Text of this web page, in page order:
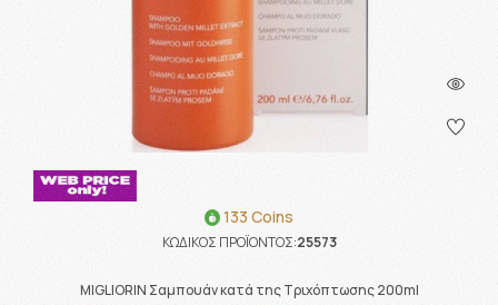
133 Coins
ΚΩΔΙΚΟΣ ΠΡΟΪΟΝΤΟΣ:25573
MIGLIORIN Σαμπουάν κατά της Τριχόπτωσης 200ml